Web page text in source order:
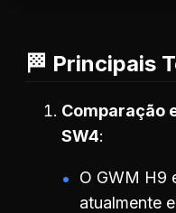
🏁 Principais
Comparação
SW4
O GWM H9
atualmente